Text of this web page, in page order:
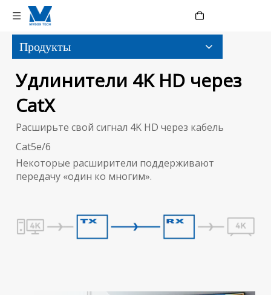
Продукты
Удлинители 4K HD через
CatX
Расширьте свой сигнал 4K HD через кабель
Cat5e/6
Некоторые расширители поддерживают
передачу «один ко многим».